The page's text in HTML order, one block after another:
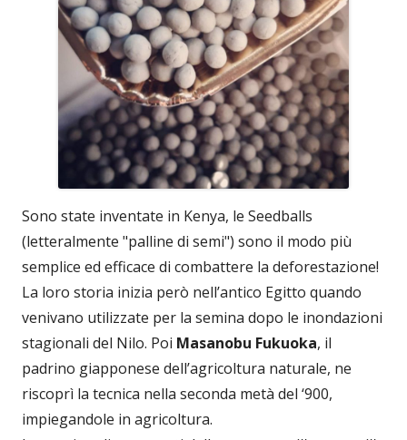
Sono state inventate in Kenya, le Seedballs
(letteralmente "palline di semi") sono il modo più
semplice ed efficace di combattere la deforestazione!
La loro storia inizia però nell’antico Egitto quando
venivano utilizzate per la semina dopo le inondazioni
stagionali del Nilo. Poi Masanobu Fukuoka, il
padrino giapponese dell’agricoltura naturale, ne
riscoprì la tecnica nella seconda metà del ‘900,
impiegandole in agricoltura.